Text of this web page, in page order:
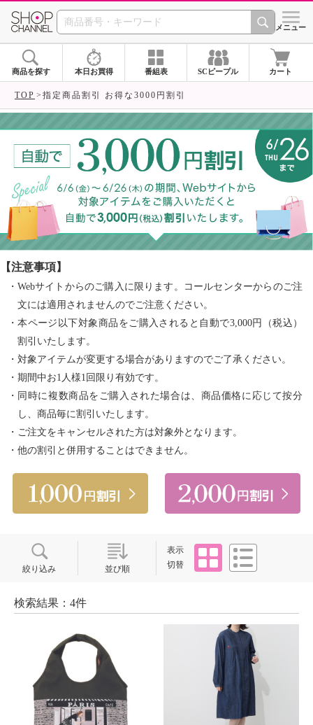
SHOP CHANNEL ショッ
メニュー
商品を探す 本日お買得 番組表 SCピープル カート
TOP 指定商品割引 お得な3000円割引
【注意事項】
・Webサイトからのご購入に限ります。コールセンターからのご注
文には適用されませんのでご注意ください。
・本ページ以下対象商品をご購入されると自動で3,000円（税込）
割引いたします。
・対象アイテムが変更する場合がありますのでご了承ください。
・期間中お1人様1回限り有効です。
・同時に複数商品をご購入された場合は、商品価格に応じて按分
し、商品毎に割引いたします。
・ご注文をキャンセルされた方は対象外となります。
・他の割引と併用することはできません。
絞り込み 並び順
表示
切替
タイル
検索結果：4件